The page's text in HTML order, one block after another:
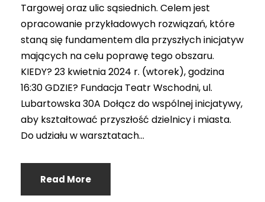
Targowej oraz ulic sąsiednich. Celem jest
opracowanie przykładowych rozwiązań, które
staną się fundamentem dla przyszłych inicjatyw
mających na celu poprawę tego obszaru.
KIEDY? 23 kwietnia 2024 r. (wtorek), godzina
16:30 GDZIE? Fundacja Teatr Wschodni, ul.
Lubartowska 30A Dołącz do wspólnej inicjatywy,
aby kształtować przyszłość dzielnicy i miasta.
Do udziału w warsztatach...
Read More